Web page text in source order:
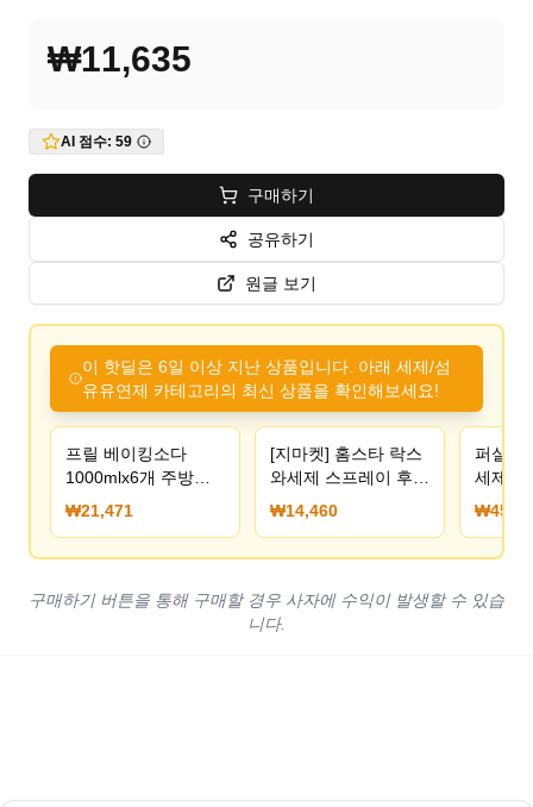
₩11,635
AI 점수: 59
구매하기
공유하기
원글 보기
이 핫딜은 6일 이상 지난 상품입니다. 아래 세제/섬
유유연제 카테고리의 최신 상품을 확인해보세요!
프릴 베이킹소다
1000mlx6개 주방세
제_프릴 수세미 증정
₩21,471
[지마켓] 홈스타 락스
와세제 스프레이 후로
랄 900ml x 4개
(14,460원) (무료)
₩14,460
퍼실
세제 x
정
구매하기 버튼을 통해 구매할 경우 사자에 수익이 발생할 수 있습
니다.